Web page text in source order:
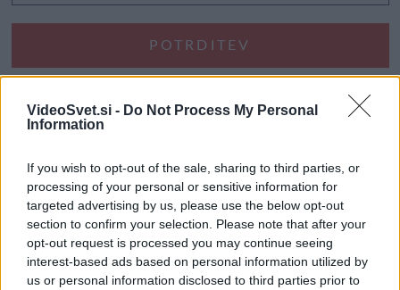
VideoSvet.si - Do Not Process My Personal
Information
If you wish to opt-out of the sale, sharing to third parties, or
processing of your personal or sensitive information for
targeted advertising by us, please use the below opt-out
section to confirm your selection. Please note that after your
opt-out request is processed you may continue seeing
interest-based ads based on personal information utilized by
us or personal information disclosed to third parties prior to